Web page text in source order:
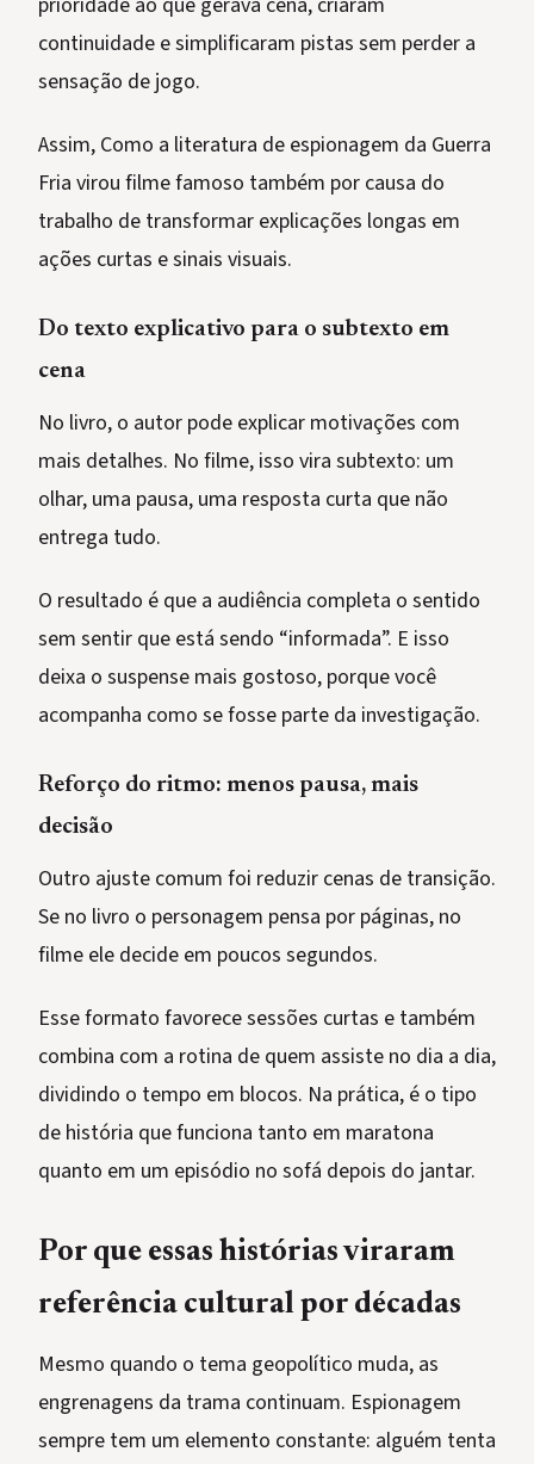
continuidade e simplificaram pistas sem perder a
sensação de jogo.
Assim, Como a literatura de espionagem da Guerra
Fria virou filme famoso também por causa do
trabalho de transformar explicações longas em
ações curtas e sinais visuais.
Do texto explicativo para o subtexto em
cena
No livro, o autor pode explicar motivações com
mais detalhes. No filme, isso vira subtexto: um
olhar, uma pausa, uma resposta curta que não
entrega tudo.
O resultado é que a audiência completa o sentido
sem sentir que está sendo “informada”. E isso
deixa o suspense mais gostoso, porque você
acompanha como se fosse parte da investigação.
Reforço do ritmo: menos pausa, mais
decisão
Outro ajuste comum foi reduzir cenas de transição.
Se no livro o personagem pensa por páginas, no
filme ele decide em poucos segundos.
Esse formato favorece sessões curtas e também
combina com a rotina de quem assiste no dia a dia,
dividindo o tempo em blocos. Na prática, é o tipo
de história que funciona tanto em maratona
quanto em um episódio no sofá depois do jantar.
Por que essas histórias viraram
referência cultural por décadas
Mesmo quando o tema geopolítico muda, as
engrenagens da trama continuam. Espionagem
sempre tem um elemento constante: alguém tenta